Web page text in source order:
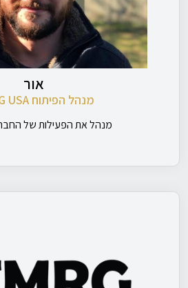
אור
מנהל הפיתוח TMRG USA
מנהל את הפעילות של